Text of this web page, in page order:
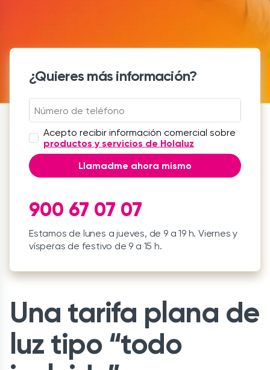
¿Quieres más información?
Acepto recibir información comercial sobre
productos y servicios de Holaluz
Llamadme ahora mismo
900 67 07 07
Estamos de lunes a jueves, de 9 a 19 h. Viernes y
vísperas de festivo de 9 a 15 h.
Una tarifa plana de
luz tipo “todo